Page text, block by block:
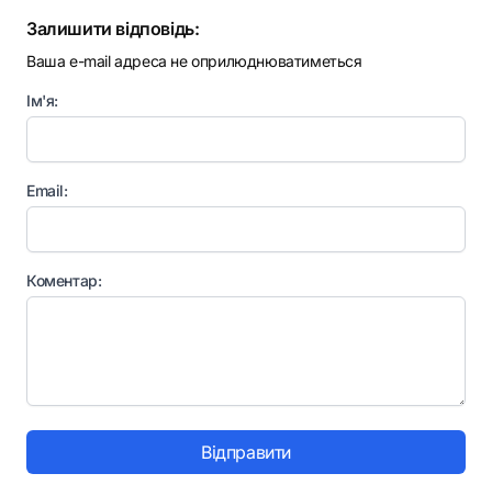
Залишити відповідь:
Ваша e-mail адреса не оприлюднюватиметься
Ім'я:
Email:
Коментар:
Відправити